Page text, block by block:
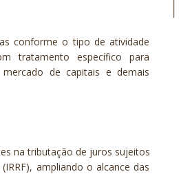
conforme o tipo de atividade
tratamento específico para
de capitais e demais
na tributação de juros sujeitos
ampliando o alcance das